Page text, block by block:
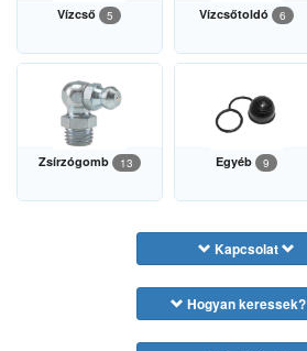
Vízcső 5 Vízcsőtoldó 6
Zsírzógomb 13 Egyéb 9
Kapcsolat
Hogyan keressek?